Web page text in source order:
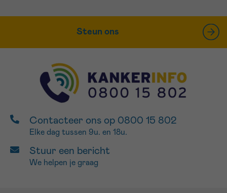
Steun ons
Contacteer ons op 0800 15 802
Elke dag tussen 9u. en 18u.
Stuur een bericht
We helpen je graag